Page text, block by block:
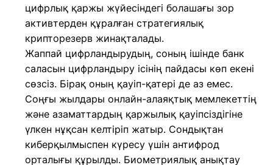
цифрлық қаржы жүйесіндегі болашағы зор
активтерден құралған стратегиялық
крипторезерв жинақталады.
Жаппай цифрландырудың, соның ішінде банк
саласын цифрландыру ісінің пайдасы көп екені
сөзсіз. Бірақ оның қауіп-қатері де аз емес.
Соңғы жылдары онлайн-алаяқтық мемлекеттің
және азаматтардың қаржылық қауіпсіздігіне
үлкен нұқсан келтіріп жатыр. Сондықтан
киберқылмыспен күресу үшін антифрод
орталығы құрылды. Биометриялық анықтау